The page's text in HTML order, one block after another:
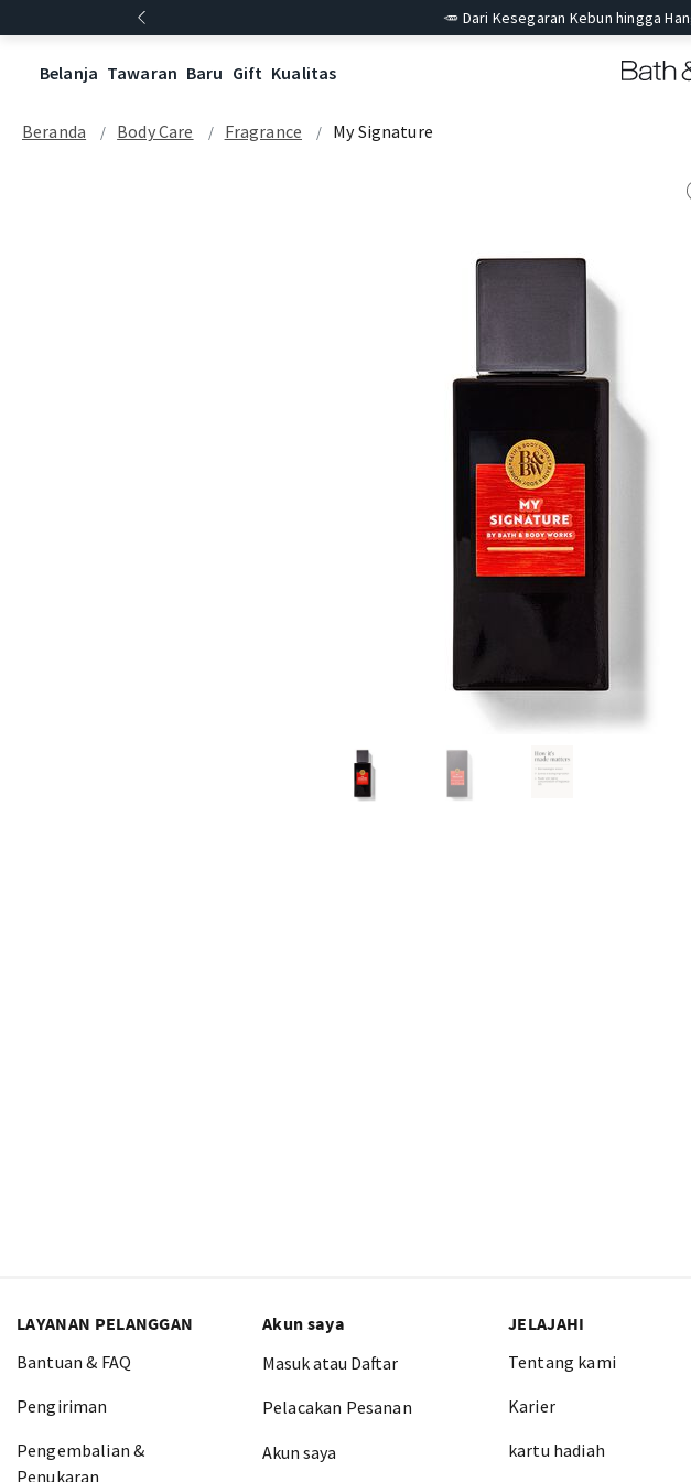
🥕 Dari Kesegaran Kebun hingga
Belanja Tawaran Baru Gift Kualitas
Beranda Body Care Fragrance My Signature
LAYANAN PELANGGAN
Bantuan & FAQ
Pengiriman
Pengembalian &
Penukaran
Akun saya
Masuk atau Daftar
Pelacakan Pesanan
Akun saya
JELAJAHI
Tentang kami
Karier
kartu hadiah